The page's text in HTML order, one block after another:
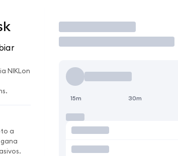
NIKLon
a
Operar
15m 30m